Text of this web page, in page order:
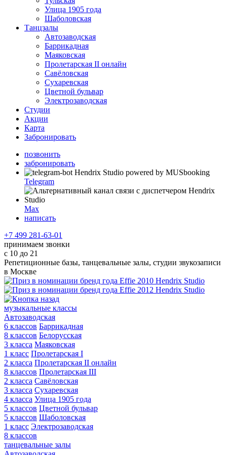
Улица 1905 года
Шаболовская
Танцзалы
Автозаводская
Баррикадная
Маяковская
Пролетарская II онлайн
Савёловская
Сухаревская
Цветной бульвар
Электрозаводская
Студии
Акции
Карта
Забронировать
позвонить
забронировать
Telegram
Max
написать
+7 499 281-63-01
принимаем звонки
с 10 до 21
Репетиционные базы, танцевальные залы, студии звукозаписи
в Москве
музыкальные классы
Автозаводская
6 классов Баррикадная
8 классов Белорусская
3 класса Маяковская
1 класс Пролетарская I
2 класса Пролетарская II онлайн
8 классов Пролетарская III
2 класса Савёловская
3 класса Сухаревская
4 класса Улица 1905 года
5 классов Цветной бульвар
5 классов Шаболовская
1 класс Электрозаводская
8 классов
танцевальные залы